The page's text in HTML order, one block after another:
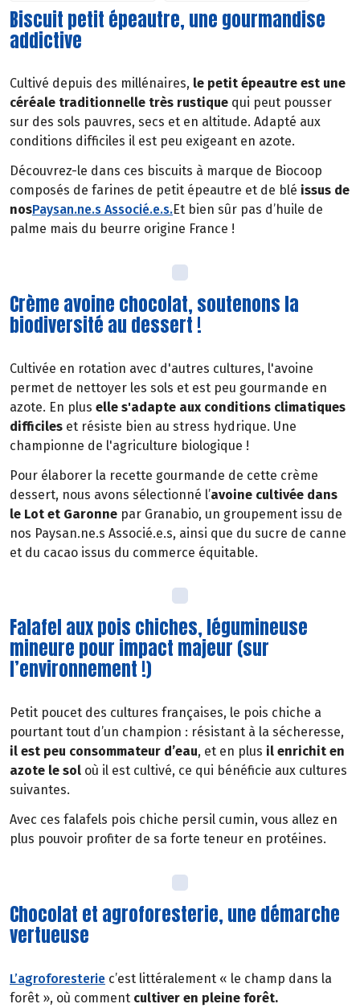
Biscuit petit épeautre, une gourmandise
addictive
Cultivé depuis des millénaires, le petit épeautre est une
céréale traditionnelle très rustique qui peut pousser
sur des sols pauvres, secs et en altitude. Adapté aux
conditions difficiles il est peu exigeant en azote.
Découvrez-le dans ces biscuits à marque de Biocoop
composés de farines de petit épeautre et de blé issus de
nosPaysan.ne.s Associé.e.s.Et bien sûr pas d’huile de
palme mais du beurre origine France !
Crème avoine chocolat, soutenons la
biodiversité au dessert !
Cultivée en rotation avec d'autres cultures, l'avoine
permet de nettoyer les sols et est peu gourmande en
azote. En plus elle s'adapte aux conditions climatiques
difficiles et résiste bien au stress hydrique. Une
championne de l'agriculture biologique !
Pour élaborer la recette gourmande de cette crème
dessert, nous avons sélectionné l’avoine cultivée dans
le Lot et Garonne par Granabio, un groupement issu de
nos Paysan.ne.s Associé.e.s, ainsi que du sucre de canne
et du cacao issus du commerce équitable.
Falafel aux pois chiches, légumineuse
mineure pour impact majeur (sur
l’environnement !)
Petit poucet des cultures françaises, le pois chiche a
pourtant tout d’un champion : résistant à la sécheresse,
il est peu consommateur d’eau, et en plus il enrichit en
azote le sol où il est cultivé, ce qui bénéficie aux cultures
suivantes.
Avec ces falafels pois chiche persil cumin, vous allez en
plus pouvoir profiter de sa forte teneur en protéines.
Chocolat et agroforesterie, une démarche
vertueuse
L’agroforesterie c’est littéralement « le champ dans la
forêt », où comment cultiver en pleine forêt.